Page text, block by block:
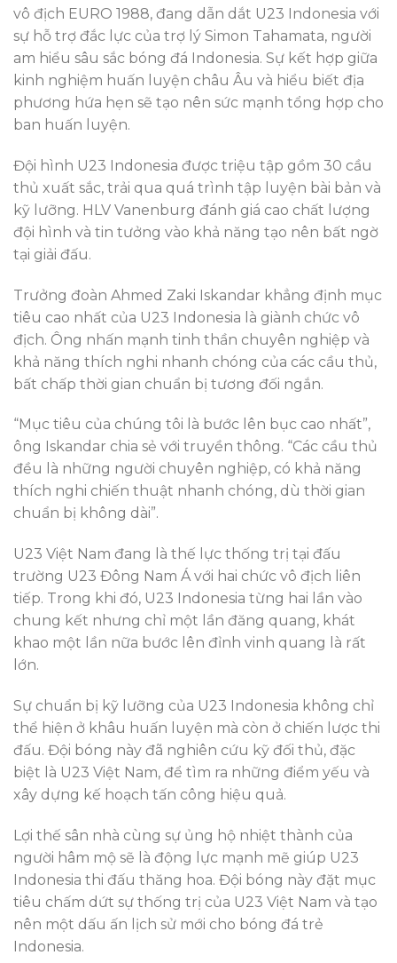
vô địch EURO 1988, đang dẫn dắt U23 Indonesia với
sự hỗ trợ đắc lực của trợ lý Simon Tahamata, người
am hiểu sâu sắc bóng đá Indonesia. Sự kết hợp giữa
kinh nghiệm huấn luyện châu Âu và hiểu biết địa
phương hứa hẹn sẽ tạo nên sức mạnh tổng hợp cho
ban huấn luyện.
Đội hình U23 Indonesia được triệu tập gồm 30 cầu
thủ xuất sắc, trải qua quá trình tập luyện bài bản và
kỹ lưỡng. HLV Vanenburg đánh giá cao chất lượng
đội hình và tin tưởng vào khả năng tạo nên bất ngờ
tại giải đấu.
Trưởng đoàn Ahmed Zaki Iskandar khẳng định mục
tiêu cao nhất của U23 Indonesia là giành chức vô
địch. Ông nhấn mạnh tinh thần chuyên nghiệp và
khả năng thích nghi nhanh chóng của các cầu thủ,
bất chấp thời gian chuẩn bị tương đối ngắn.
“Mục tiêu của chúng tôi là bước lên bục cao nhất”,
ông Iskandar chia sẻ với truyền thông. “Các cầu thủ
đều là những người chuyên nghiệp, có khả năng
thích nghi chiến thuật nhanh chóng, dù thời gian
chuẩn bị không dài”.
U23 Việt Nam đang là thế lực thống trị tại đấu
trường U23 Đông Nam Á với hai chức vô địch liên
tiếp. Trong khi đó, U23 Indonesia từng hai lần vào
chung kết nhưng chỉ một lần đăng quang, khát
khao một lần nữa bước lên đỉnh vinh quang là rất
lớn.
Sự chuẩn bị kỹ lưỡng của U23 Indonesia không chỉ
thể hiện ở khâu huấn luyện mà còn ở chiến lược thi
đấu. Đội bóng này đã nghiên cứu kỹ đối thủ, đặc
biệt là U23 Việt Nam, để tìm ra những điểm yếu và
xây dựng kế hoạch tấn công hiệu quả.
Lợi thế sân nhà cùng sự ủng hộ nhiệt thành của
người hâm mộ sẽ là động lực mạnh mẽ giúp U23
Indonesia thi đấu thăng hoa. Đội bóng này đặt mục
tiêu chấm dứt sự thống trị của U23 Việt Nam và tạo
nên một dấu ấn lịch sử mới cho bóng đá trẻ
Indonesia.